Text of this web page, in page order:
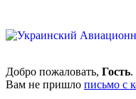
Добро пожаловать, Гость.
Вам не пришло письмо с